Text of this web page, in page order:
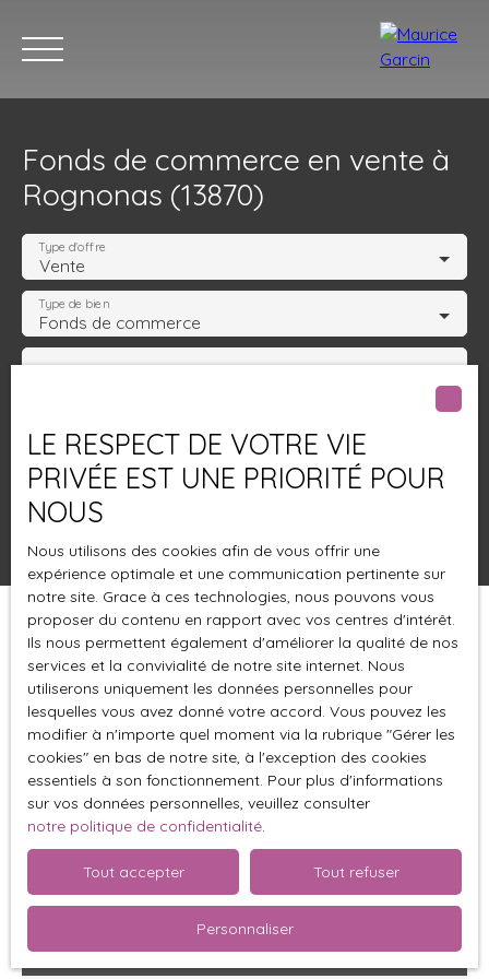
Nos annonces Nos services Nos
Fonds de commerce en vente à
Rognonas (13870)
Vente
Type d'offre
Fonds de commerce
Type de bien
Activités
Rognonas (13870)
Budget max (€)
Rechercher
Pertinence
Trier par Créer une alerte
LE RESPECT DE VOTRE VIE
PRIVÉE EST UNE PRIORITÉ POUR
NOUS
Nous utilisons des cookies afin de vous offrir une
expérience optimale et une communication pertinente sur
notre site. Grace à ces technologies, nous pouvons vous
proposer du contenu en rapport avec vos centres d'intérêt.
Ils nous permettent également d'améliorer la qualité de nos
services et la convivialité de notre site internet. Nous
utiliserons uniquement les données personnelles pour
lesquelles vous avez donné votre accord. Vous pouvez les
modifier à n'importe quel moment via la rubrique ″Gérer les
cookies″ en bas de notre site, à l'exception des cookies
essentiels à son fonctionnement. Pour plus d'informations
sur vos données personnelles, veuillez consulter
notre politique de confidentialité.
Tout accepter Tout refuser
Personnaliser